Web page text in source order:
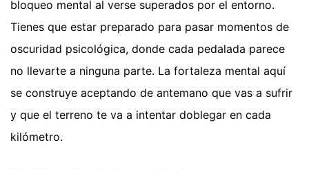
bloqueo mental al verse superados por el entorno.
Tienes que estar preparado para pasar momentos de
oscuridad psicológica, donde cada pedalada parece
no llevarte a ninguna parte. La fortaleza mental aquí
se construye aceptando de antemano que vas a sufrir
y que el terreno te va a intentar doblegar en cada
kilómetro.